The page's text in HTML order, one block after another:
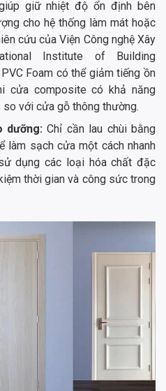
giữ nhiệt độ ổn định bên
cho hệ thống làm mát hoặc
cứu của Viện Công nghệ Xây
Institute of Building
Foam có thể giảm tiếng ồn
cửa composite có khả năng
so với cửa gỗ thông thường.
dưỡng:Chỉ cần lau chùi bằng
làm sạch cửa một cách nhanh
dụng các loại hóa chất đặc
thời gian và công sức trong